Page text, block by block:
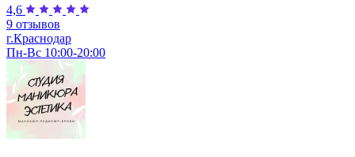
4,6
9 отзывов
г.Краснодар
Пн-Вс 10:00-20:00